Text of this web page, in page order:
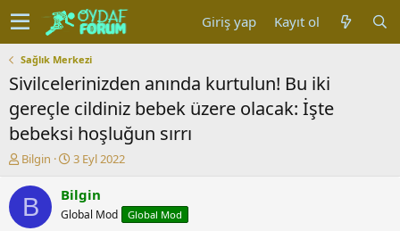
Giriş yap Kayıt ol
Sağlık Merkezi
Sivilcelerinizden anında kurtulun! Bu iki
gereçle cildiniz bebek üzere olacak: İşte
bebeksi hoşluğun sırrı
K
n
u
y
Bilgin
B
ş
a
3 Eyl 2022
B Bilgin
Global Mod Global Mod